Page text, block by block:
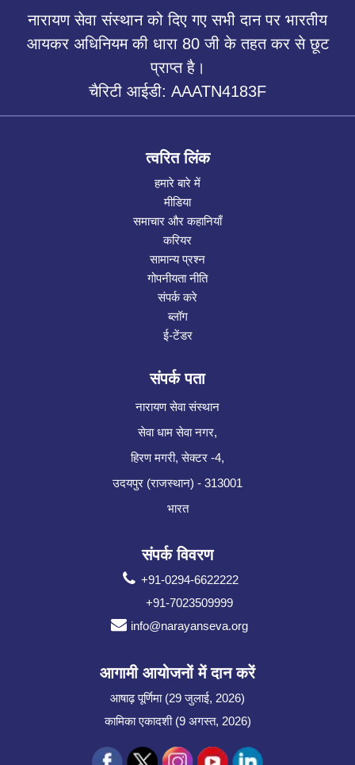
नारायण सेवा संस्थान को दिए गए सभी दान पर भारतीय
आयकर अधिनियम की धारा 80 जी के तहत कर से छूट
प्राप्त है।
चैरिटी आईडी: AAATN4183F
त्वरित लिंक
हमारे बारे में
मीडिया
समाचार और कहानियाँ
करियर
सामान्य प्रश्न
गोपनीयता नीति
संपर्क करे
ब्लॉग
ई-टेंडर
संपर्क पता
नारायण सेवा संस्थान
सेवा धाम सेवा नगर,
हिरण मगरी, सेक्टर -4,
उदयपुर (राजस्थान) - 313001
भारत
संपर्क विवरण
+91-0294-6622222
+91-7023509999
info@narayanseva.org
आगामी आयोजनों में दान करें
आषाढ़ पूर्णिमा (29 जुलाई, 2026)
कामिका एकादशी (9 अगस्त, 2026)